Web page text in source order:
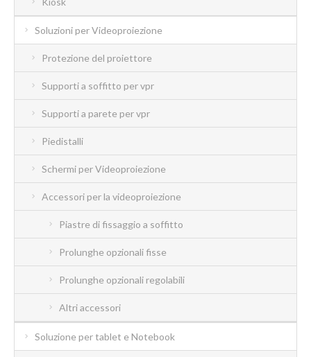
Soluzioni per Videoproiezione
Protezione del proiettore
Supporti a soffitto per vpr
Supporti a parete per vpr
Piedistalli
Schermi per Videoproiezione
Accessori per la videoproiezione
Piastre di fissaggio a soffitto
Prolunghe opzionali fisse
Prolunghe opzionali regolabili
Altri accessori
Soluzione per tablet e Notebook